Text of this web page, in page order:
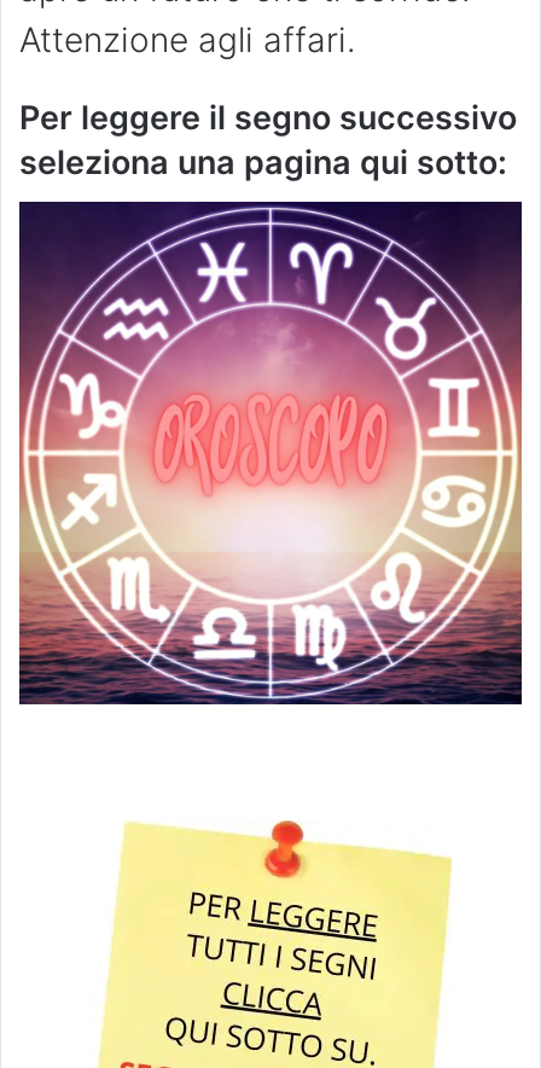
Attenzione agli affari.
Per leggere il segno successivo
seleziona una pagina qui sotto: